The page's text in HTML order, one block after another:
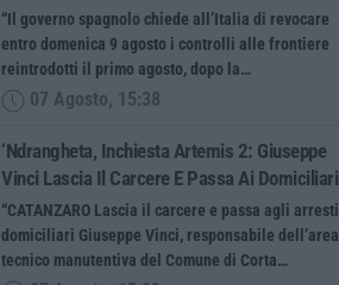
“Il governo spagnolo chiede all’Italia di revocare
entro domenica 9 agosto i controlli alle frontiere
reintrodotti il primo agosto, dopo la…
07 Agosto, 15:38
‘Ndrangheta, Inchiesta Artemis 2: Giuseppe
Vinci Lascia Il Carcere E Passa Ai Domiciliari
“CATANZARO Lascia il carcere e passa agli arresti
domiciliari Giuseppe Vinci, responsabile dell’area
tecnico manutentiva del Comune di Corta…